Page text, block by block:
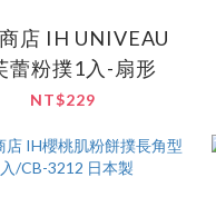
店 IH UNIVEAU
蕾粉撲1入-扇形
NT$229